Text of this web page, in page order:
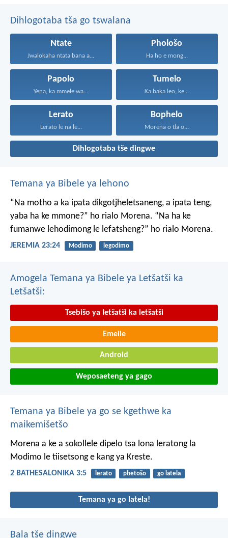
Dihlogotaba tša go tswalana
Ntate
Jwalokaha ntata bana a...
Phološo
Ha ho e mong...
Papolo
Yena, ka mmele wa...
Tumelo
Ka baka leo, ke...
Lerato
Lerato le na le...
Bophelo
Morena o tla o...
Dihlogotaba tše dingwe
Temana ya Bibele ya lehono
“Na motho a ka ipata dikgotjheletsaneng, a ipata teng,
yaba ha ke mmone?” ho rialo Morena. “Na ha ke
fumanwe lehodimong le lefatsheng?” ho rialo Morena.
JEREMIA 23:24 Modimo legodimo
Amogela Temana ya Bibele ya Letšatši ka
Letšatši:
Tsebišo ya letšatši ka letšatši
Emeile
Android
Weposaeteng ya gago
Temana ya Bibele ya go se kgethwe ka
maikemišetšo
Morena a ke a sokollele dipelo tsa lona leratong la
Modimo le tiisetsong e kang ya Kreste.
2 BATHESALONIKA 3:5 lerato phetošo go latela
Temana ya go latela!
Bala tše dingwe